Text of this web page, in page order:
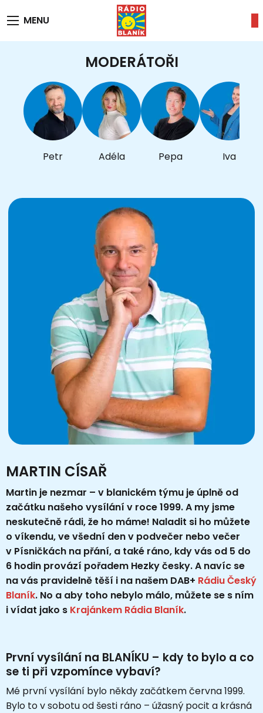
MENU
MODERÁTOŘI
Petr Adéla Pepa Iva
MARTIN CÍSAŘ
Martin je nezmar – v blanickém týmu je úplně od
začátku našeho vysílání v roce 1999. A my jsme
neskutečně rádi, že ho máme! Naladit si ho můžete
o víkendu, ve všední den v podvečer nebo večer
v Písničkách na přání, a také ráno, kdy vás od 5 do
6 hodin provází pořadem Hezky česky. A navíc se
na vás pravidelně těší i na našem DAB+ Rádiu Český
Blaník. No a aby toho nebylo málo, můžete se s ním
i vídat jako s Krajánkem Rádia Blaník.
První vysílání na BLANÍKU – kdy to bylo a co
se ti při vzpomínce vybaví?
Mé první vysílání bylo někdy začátkem června 1999.
Bylo to v sobotu od šesti ráno – úžasný pocit a krásná